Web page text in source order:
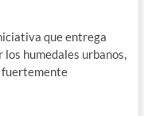
que entrega
humedales urbanos,
fuertemente